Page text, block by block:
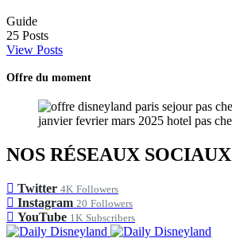
Guide
25 Posts
View Posts
Offre du moment
NOS RÉSEAUX SOCIAUX
Twitter 4K Followers
Instagram 20 Followers
YouTube 1K Subscribers